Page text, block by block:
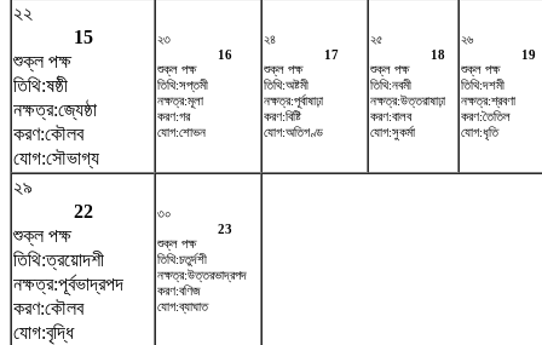
২২
15
শুক্ল পক্ষ
তিথি:ষষ্ঠী
নক্ষত্র:জ্যেষ্ঠা
করণ:কৌলব
যোগ:সৌভাগ্য
২৩
16
শুক্ল পক্ষ
তিথি:সপ্তমী
নক্ষত্র:মূলা
করণ:গর
যোগ:শোভন
২৪
17
শুক্ল পক্ষ
তিথি:অষ্টমী
নক্ষত্র:পূর্বাষাঢ়া
করণ:বিষ্টি
যোগ:অতিগণ্ড
২৫
18
শুক্ল পক্ষ
তিথি:নবমী
নক্ষত্র:উত্তরাষাঢ়া
করণ:বালব
যোগ:সুকর্মা
২৬
19
শুক্ল পক্ষ
তিথি:দশমী
নক্ষত্র:শ্রবণা
করণ:তৈতিল
যোগ:ধৃতি
২৯
22
শুক্ল পক্ষ
তিথি:ত্রয়োদশী
নক্ষত্র:পূর্বভাদ্রপদ
করণ:কৌলব
যোগ:বৃদ্ধি
৩০
23
শুক্ল পক্ষ
তিথি:চতুর্দশী
নক্ষত্র:উত্তরভাদ্রপদ
করণ:বণিজ
যোগ:ব্যাঘাত